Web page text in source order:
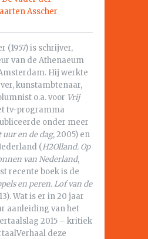
Asscher
(1957) is schrijver,
van de Athenaeum
Hij werkte
kunstambtenaar,
o.a. voor Vrij
tv-programma
onder meer
uur en de dag, 2005) en
(H2Olland. Op
van Nederland,
recente boek is de
en peren. Lof van de
Wat is er in 20 jaar
aanleiding van het
2015 – kritiek
deze